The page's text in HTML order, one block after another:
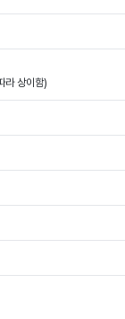
라 상이함)